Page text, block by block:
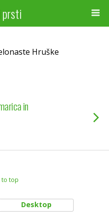
prsti
Hruške
in
to top
Desktop